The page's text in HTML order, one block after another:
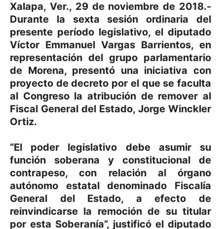
Xalapa, Ver., 29 de noviembre de 2018.-
Durante la sexta sesión ordinaria del
presente período legislativo, el diputado
Víctor Emmanuel Vargas Barrientos, en
representación del grupo parlamentario
de Morena, presentó una iniciativa con
proyecto de decreto por el que se faculta
al Congreso la atribución de remover al
Fiscal General del Estado, Jorge Winckler
Ortiz.
“El poder legislativo debe asumir su
función soberana y constitucional de
contrapeso, con relación al órgano
autónomo estatal denominado Fiscalía
General del Estado, a efecto de
reinvindicarse la remoción de su titular
por esta Soberanía”, justificó el diputado